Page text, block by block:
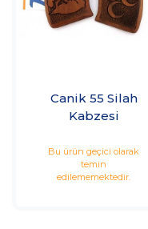
Canik 55 Silah
Kabzesi
Bu ürün geçici olarak
temin
edilememektedir.